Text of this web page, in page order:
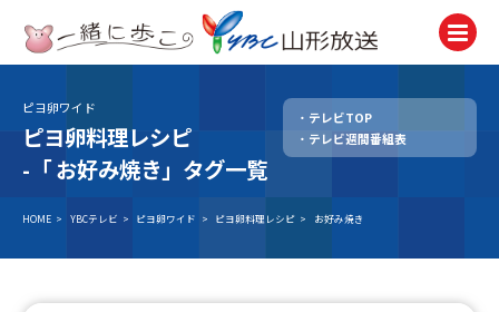
テレビ
TV
ニュース
ピヨ卵ワイド
ピヨ卵料理レシピ
-「お好み焼き」タグ一覧
テレビTOP
テレビ週間番組表
HOME > YBCテレビ > ピヨ卵ワイド > ピヨ卵料理レシピ > お好み焼き